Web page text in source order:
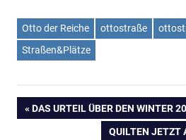
Otto der Reiche ottostraße
Straßen&Plätze
Beitragsnavigation
VORHERIGER
DAS URTEIL ÜBER DEN WINTER
NÄCHSTER
QUILTEN JETZT